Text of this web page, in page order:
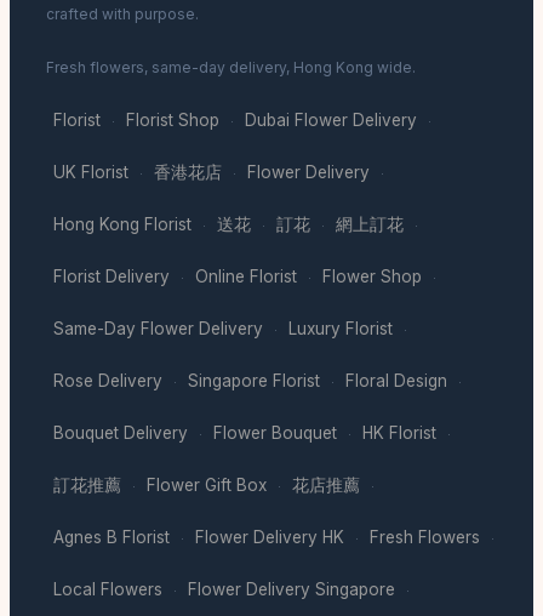
crafted with purpose.
Fresh flowers, same-day delivery, Hong Kong wide.
Florist · Florist Shop · Dubai Flower Delivery ·
UK Florist · 香港花店 · Flower Delivery ·
Hong Kong Florist · 送花 · 訂花 · 網上訂花 ·
Florist Delivery · Online Florist · Flower Shop ·
Same-Day Flower Delivery · Luxury Florist ·
Rose Delivery · Singapore Florist · Floral Design ·
Bouquet Delivery · Flower Bouquet · HK Florist ·
訂花推薦 · Flower Gift Box · 花店推薦 ·
Agnes B Florist · Flower Delivery HK · Fresh Flowers ·
Local Flowers · Flower Delivery Singapore ·